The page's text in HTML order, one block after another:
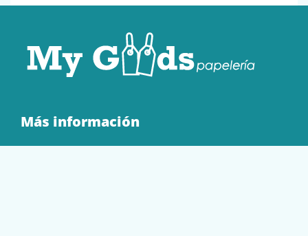
Más información